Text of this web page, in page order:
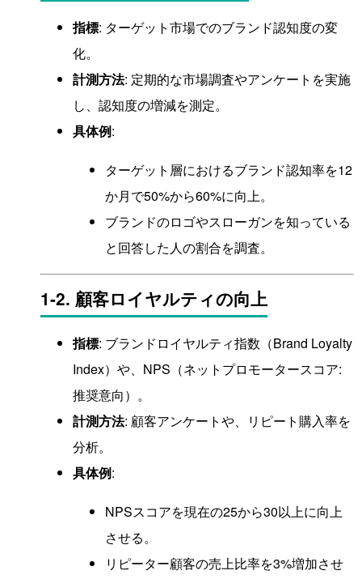
指標: ターゲット市場でのブランド認知度の変
化。
計測方法: 定期的な市場調査やアンケートを実施
し、認知度の増減を測定。
具体例:
ターゲット層におけるブランド認知率を12
か月で50%から60%に向上。
ブランドのロゴやスローガンを知っている
と回答した人の割合を調査。
1-2. 顧客ロイヤルティの向上
指標: ブランドロイヤルティ指数（Brand Loyalty
Index）や、NPS（ネットプロモータースコア:
推奨意向）。
計測方法: 顧客アンケートや、リピート購入率を
分析。
具体例:
NPSスコアを現在の25から30以上に向上
させる。
リピーター顧客の売上比率を3%増加させ